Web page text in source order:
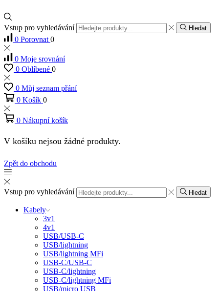
Vstup pro vyhledávání Hledat
0 Porovnat 0
0 Moje srovnání
0 Oblíbené 0
0 Můj seznam přání
0 Košík 0
0 Nákupní košík
V košíku nejsou žádné produkty.
Zpět do obchodu
Vstup pro vyhledávání Hledat
Kabely
3v1
4v1
USB/USB-C
USB/lightning
USB/lightning MFi
USB-C/USB-C
USB-C/lightning
USB-C/lightning MFi
USB/micro USB